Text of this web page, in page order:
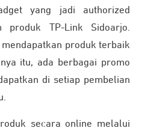
yang jadi authorized
produk TP-Link Sidoarjo.
produk terbaik
itu, ada berbagai promo
di setiap pembelian
secara online melalui